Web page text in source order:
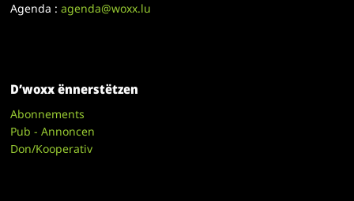
Agenda :agenda@woxx.lu
D’woxx ënnerstëtzen
Abonnements
Pub - Annoncen
Don/Kooperativ